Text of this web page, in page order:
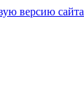
версию сайта